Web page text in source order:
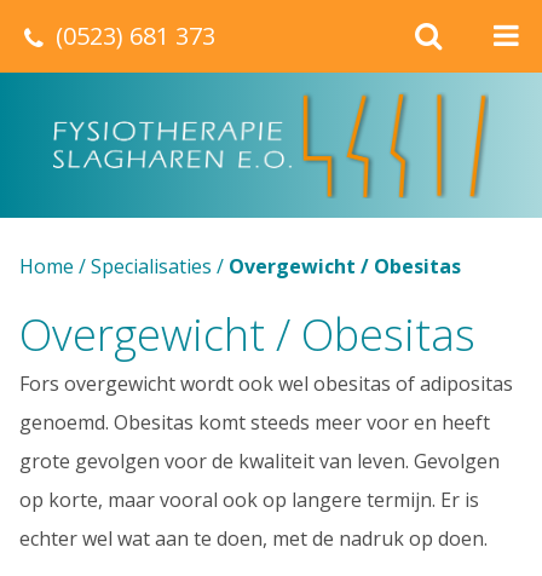
(0523) 681 373
Home /Specialisaties / Overgewicht / Obesitas
Overgewicht / Obesitas
Fors overgewicht wordt ook wel obesitas of adipositas
genoemd. Obesitas komt steeds meer voor en heeft
grote gevolgen voor de kwaliteit van leven. Gevolgen
op korte, maar vooral ook op langere termijn. Er is
echter wel wat aan te doen, met de nadruk op doen.